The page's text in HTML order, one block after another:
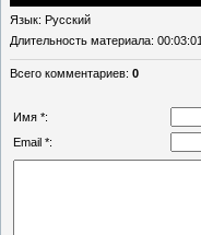
Язык: Русский
Длительность материала: 00:03:01
Всего комментариев: 0
Имя *:
Email *: